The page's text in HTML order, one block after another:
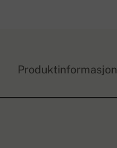
Produktinformasjon